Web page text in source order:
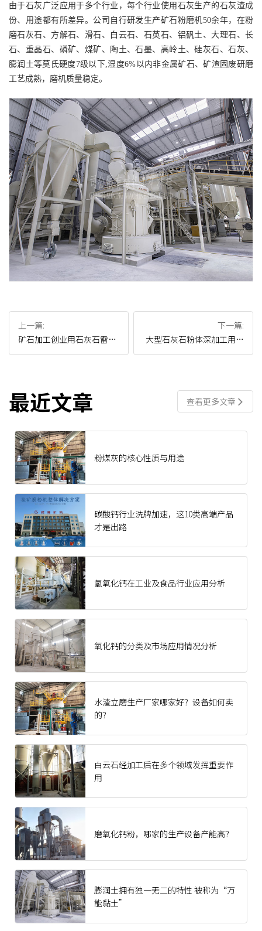
由于石灰广泛应用于多个行业，每个行业使用石灰生产的石灰渣成
份、用途都有所差异。公司自行研发生产矿石粉磨机50余年，在粉
磨石灰石、方解石、滑石、白云石、石英石、铝矾土、大理石、长
石、重晶石、磷矿、煤矿、陶土、石墨、高岭土、硅灰石、石灰、
膨润土等莫氏硬度7级以下,湿度6%以内非金属矿石、矿渣固废研磨
工艺成熟，磨机质量稳定。
上一篇:
矿石加工创业用石灰石雷蒙
磨
下一篇:
大型石灰石粉体深加工用桂
矿系列雷蒙磨
最近文章 查看更多文章
粉煤灰的核心性质与用途
碳酸钙行业洗牌加速，这10类高端产品
才是出路
氢氧化钙在工业及食品行业应用分析
氧化钙的分类及市场应用情况分析
水渣立磨生产厂家哪家好？设备如何卖
的？
‍白云石经加工后在多个领域发挥重要作
用
磨氧化钙粉，哪家的生产设备产能高？
膨润土拥有独一无二的特性 被称为“万
能黏土”